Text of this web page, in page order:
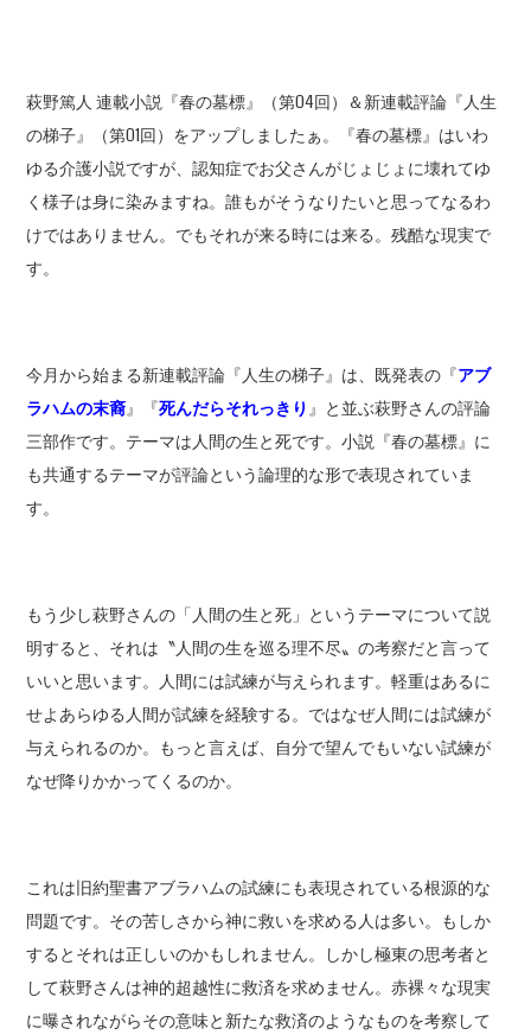
萩野篤人 連載小説『春の墓標』（第04回）＆新連載評論『人生
の梯子』（第01回）をアップしましたぁ。『春の墓標』はいわ
ゆる介護小説ですが、認知症でお父さんがじょじょに壊れてゆ
く様子は身に染みますね。誰もがそうなりたいと思ってなるわ
けではありません。でもそれが来る時には来る。残酷な現実で
す。
今月から始まる新連載評論『人生の梯子』は、既発表の『アブ
ラハムの末裔』『死んだらそれっきり 』と並ぶ萩野さんの評論
三部作です。テーマは人間の生と死です。小説『春の墓標』に
も共通するテーマが評論という論理的な形で表現されていま
す。
もう少し萩野さんの「人間の生と死」というテーマについて説
明すると、それは〝人間の生を巡る理不尽〟の考察だと言って
いいと思います。人間には試練が与えられます。軽重はあるに
せよあらゆる人間が試練を経験する。ではなぜ人間には試練が
与えられるのか。もっと言えば、自分で望んでもいない試練が
なぜ降りかかってくるのか。
これは旧約聖書アブラハムの試練にも表現されている根源的な
問題です。その苦しさから神に救いを求める人は多い。もしか
するとそれは正しいのかもしれません。しかし極東の思考者と
して萩野さんは神的超越性に救済を求めません。赤裸々な現実
に曝されながらその意味と新たな救済のようなものを考察して